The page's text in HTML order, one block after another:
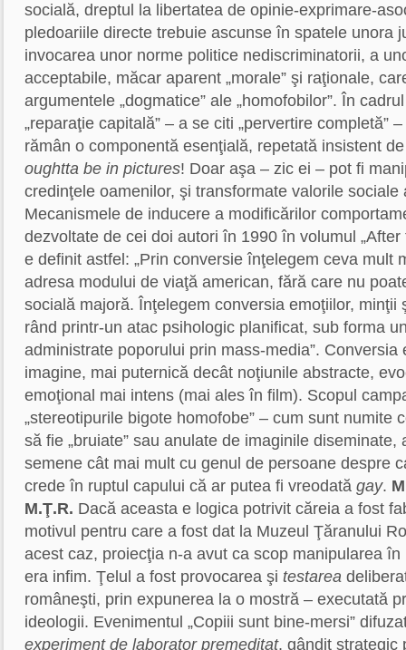
socială, dreptul la libertatea de opinie-exprimare-
pledoariile directe trebuie ascunse în spatele unora
invocarea unor norme politice nediscriminatorii, a
acceptabile, măcar aparent „morale” şi raţionale,
argumentele „dogmatice” ale „homofobilor”. În
„reparaţie capitală” – a se citi „pervertire completă”
rămân o componentă esenţială, repetată insistent
oughtta be in pictures! Doar aşa – zic ei – pot fi
credinţele oamenilor, şi transformate valorile sociale
Mecanismele de inducere a modificărilor
dezvoltate de cei doi autori în 1990 în volumul „After
e definit astfel: „Prin conversie înţelegem ceva mult
adresa modului de viaţă american, fără care nu
socială majoră. Înţelegem conversia emoţiilor, minţii
rând printr-un atac psihologic planificat, sub forma
administrate poporului prin mass-media”. Conversia
imagine, mai puternică decât noţiunile abstracte,
emoţional mai intens (mai ales în film). Scopul
„stereotipurile bigote homofobe” – cum sunt numite
să fie „bruiate” sau anulate de imaginile
semene cât mai mult cu genul de persoane despre
crede în ruptul capului că ar putea fi vreodată gay.
M.Ţ.R. Dacă aceasta e logica potrivit căreia a fost
motivul pentru care a fost dat la Muzeul Ţăranului
acest caz, proiecţia n-a avut ca scop manipularea
era infim. Ţelul a fost provocarea şi testarea
româneşti, prin expunerea la o mostră – executată
ideologii. Evenimentul „Copiii sunt bine-mersi”
experiment de laborator premeditat, gândit strategic